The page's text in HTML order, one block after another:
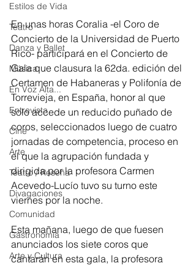
Estilos de Vida
Teatro
Danza y Ballet
Música
En Voz Alta...
Entrevista
Cine
Arte
Teatro / Reseña
Divagaciones
Comunidad
Gastronomía
Arte y Cultura
En unas horas Coralia -el Coro de
Concierto de la Universidad de Puerto
Rico- participará en el Concierto de
Gala que clausura la 62da. edición del
Certamen de Habaneras y Polifonía de
Torrevieja, en España, honor al que
solo accede un reducido puñado de
coros, seleccionados luego de cuatro
jornadas de competencia, proceso en
el que la agrupación fundada y
dirigida por la profesora Carmen
Acevedo-Lucío tuvo su turno este
viernes por la noche.
Esta mañana, luego de que fuesen
anunciados los siete coros que
cantarán en esta gala, la profesora